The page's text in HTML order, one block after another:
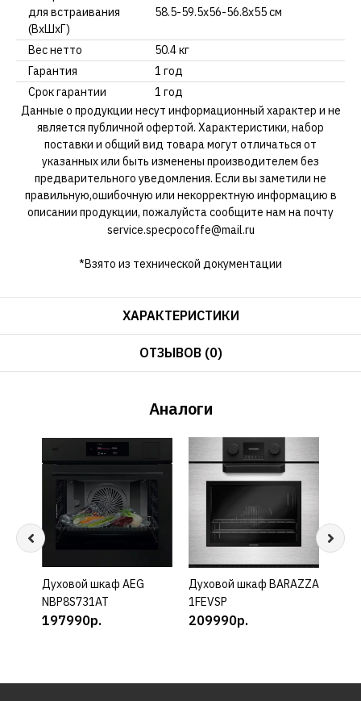
для встраивания
(ВхШхГ)
58.5-59.5х56-56.8х55 см
Вес нетто
50.4 кг
Гарантия
1 год
Срок гарантии
1 год
Данные о продукции несут информационный характер и не
является публичной офертой. Характеристики, набор
поставки и общий вид товара могут отличаться от
указанных или быть изменены производителем без
предварительного уведомления. Если вы заметили не
правильную,ошибочную или некорректную информацию в
описании продукции, пожалуйста сообщите нам на почту
service.specpocoffe@mail.ru
*Взято из технической документации
ХАРАКТЕРИСТИКИ
ОТЗЫВОВ (0)
Аналоги
КУПИТЬ
Духовой шкаф AEG
NBP8S731AT
197990р.
КУПИТЬ
Духовой шкаф BARAZZA
1FEVSP
209990р.